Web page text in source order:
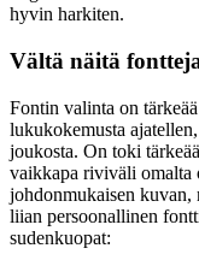
hyvin harkiten.
Vältä näitä
Fontin valinta on
lukukokemusta
joukosta. On toki
vaikkapa riviväli omalta
johdonmukaisen kuvan,
liian persoonallinen
sudenkuopat: